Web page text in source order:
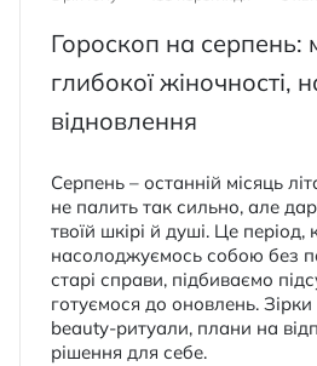
Гороскоп на серпень:
глибокої жіночності,
відновлення
Серпень – останній місяць
не палить так сильно, але
твоїй шкірі й душі. Це період,
насолоджуємось собою без
старі справи, підбиваємо
готуємося до оновлень. Зірки
beauty-ритуали, плани на
рішення для себе.